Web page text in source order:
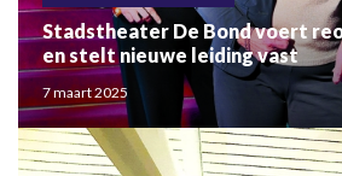
Stadstheater De Bond voert
en stelt nieuwe leiding vast
7 maart 2025